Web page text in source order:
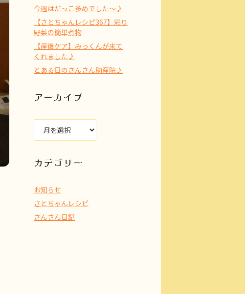
今週はだっこ多めでした～♪
【さとちゃんレシピ367】彩り
野菜の簡単煮物
【産後ケア】みっくんが来て
くれました♪
とある日のさんさん助産院♪
アーカイブ
ブ
カテゴリー
お知らせ
さとちゃんレシピ
さんさん日記